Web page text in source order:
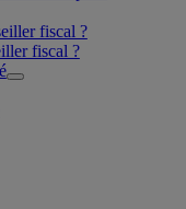
fiscal ?
fiscal ?